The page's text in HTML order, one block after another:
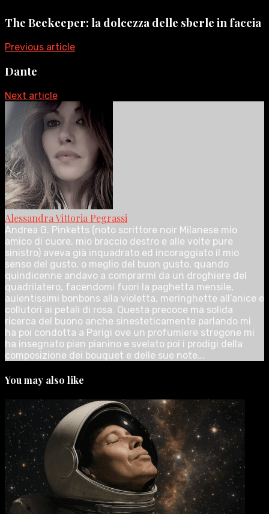
The Beekeeper: la dolcezza delle sberle in faccia
Previous article
Dante
Next article
Alessandra Vittoria Pegrassi
Andrea G. Pinketts (noto scrittore noir Milanese mio
amico di cuore, mio braccio destro e alle volte pure
sinistro) aveva già inquadrato ed incoraggiato il mio
senso del gusto, o meglio del buon gusto, quando
quindicenne andavo a comprarmi da un droghiere del
quadrilatero, facendomi fuori la paghetta mensile,
aulentissimi bonbons alla violetta, meringhette all’anice e
collutori ai petali di rosa. Questa precoce ma solida
ricerca del buono anche sinesteticamente parlando mi
ha poi condotta a Parigi ove un profumiere stregone mi
ha insegnato pian pianino e svelato poi i prodigi della
composizione dei bouquet e delle sue note...
You may also like